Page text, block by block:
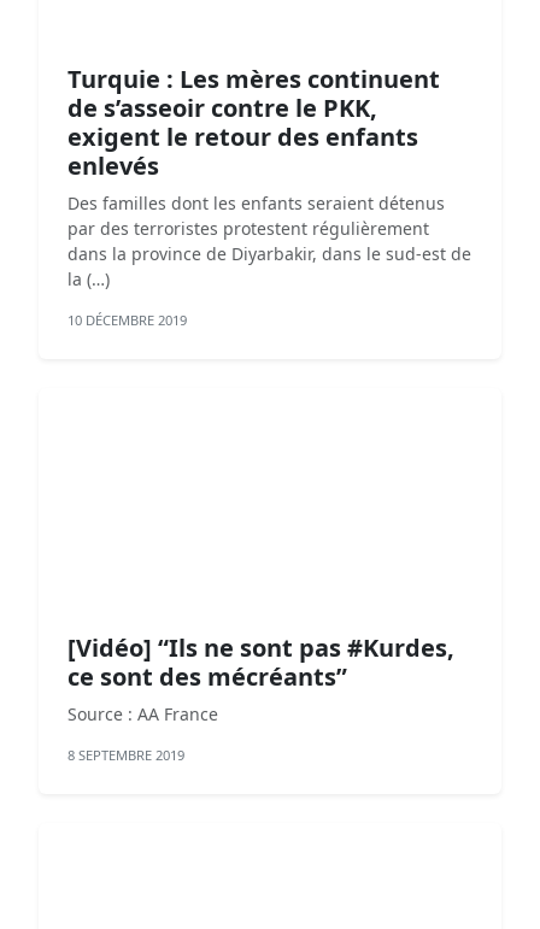
Turquie : Les mères continuent
de s’asseoir contre le PKK,
exigent le retour des enfants
enlevés
Des familles dont les enfants seraient détenus
par des terroristes protestent régulièrement
dans la province de Diyarbakir, dans le sud-est de
la (…)
10 DÉCEMBRE 2019
[Vidéo] “Ils ne sont pas #Kurdes,
ce sont des mécréants”
Source : AA France
8 SEPTEMBRE 2019